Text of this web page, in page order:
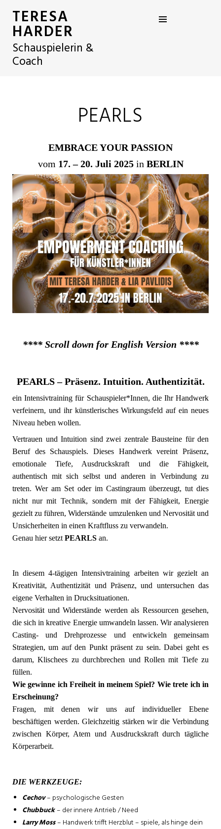
TERESA
HARDER
Schauspielerin &
Coach
PEARLS
EMBRACE YOUR PASSION
vom 17. – 20. Juli 2025in BERLIN
**** Scroll down for English Version ****
PEARLS – Präsenz. Intuition. Authentizität.
ein Intensivtraining für Schauspieler*Innen, die Ihr Handwerk
verfeinern, und ihr künstlerisches Wirkungsfeld auf ein neues
Niveau heben wollen.
Vertrauen und Intuition sind zwei zentrale Bausteine für den
Beruf des Schauspiels. Dieses Handwerk vereint Präsenz,
emotionale Tiefe, Ausdruckskraft und die Fähigkeit,
authentisch mit sich selbst und anderen in Verbindung zu
treten. Wer am Set oder im Castingraum überzeugt, tut dies
nicht nur mit Technik, sondern mit der Fähigkeit, Energie
gezielt zu führen, Widerstände umzulenken und Nervosität und
Unsicherheiten in einen Kraftfluss zu verwandeln.
Genau hier setzt PEARLS an.
In diesem 4-tägigen Intensivtraining arbeiten wir gezielt an
Kreativität, Authentizität und Präsenz, und untersuchen das
eigene Verhalten in Drucksituationen.
Nervosität und Widerstände werden als Ressourcen gesehen,
die sich in kreative Energie umwandeln lassen. Wir analysieren
Casting- und Drehprozesse und entwickeln gemeinsam
Strategien, um auf den Punkt präsent zu sein. Dabei geht es
darum, Klischees zu durchbrechen und Rollen mit Tiefe zu
füllen.
Wie gewinne ich Freiheit in meinem Spiel? Wie trete ich in
Erscheinung?
Fragen, mit denen wir uns auf individueller Ebene
beschäftigen werden. Gleichzeitig stärken wir die Verbindung
zwischen Körper, Atem und Ausdruckskraft durch tägliche
Körperarbeit.
DIE WERKZEUGE:
Cechov– psychologische Gesten
Chubbuck– der innere Antrieb / Need
Larry Moss– Handwerk trifft Herzblut – spiele, als hinge dein